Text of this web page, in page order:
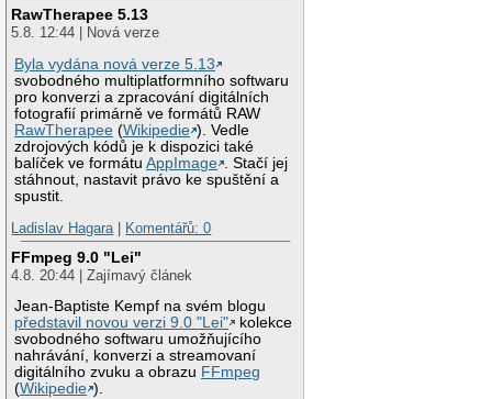
RawTherapee 5.13
5.8. 12:44 | Nová verze
Byla vydána nová verze 5.13
svobodného multiplatformního softwaru
pro konverzi a zpracování digitálních
fotografií primárně ve formátů RAW
RawTherapee (Wikipedie ). Vedle
zdrojových kódů je k dispozici také
balíček ve formátuAppImage
. Stačí jej
stáhnout, nastavit právo ke spuštění a
spustit.
Ladislav Hagara| Komentářů: 0
FFmpeg 9.0 "Lei"
4.8. 20:44 | Zajímavý článek
Jean-Baptiste Kempf na svém blogu
představil novou verzi 9.0 "Lei"
kolekce
svobodného softwaru umožňujícího
nahrávání, konverzi a streamovaní
digitálního zvuku a obrazu FFmpeg
(Wikipedie ).